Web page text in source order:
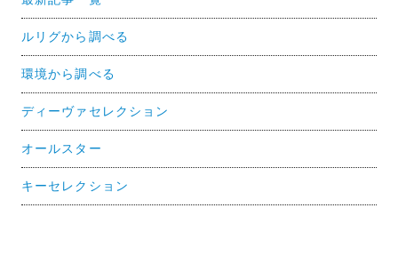
ルリグから調べる
環境から調べる
ディーヴァセレクション
オールスター
キーセレクション